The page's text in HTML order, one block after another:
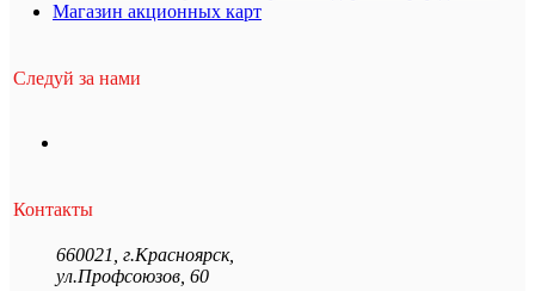
Магазин акционных карт
Следуй за нами
Контакты
660021 г.Красноярск,
ул.Профсоюзов, 60